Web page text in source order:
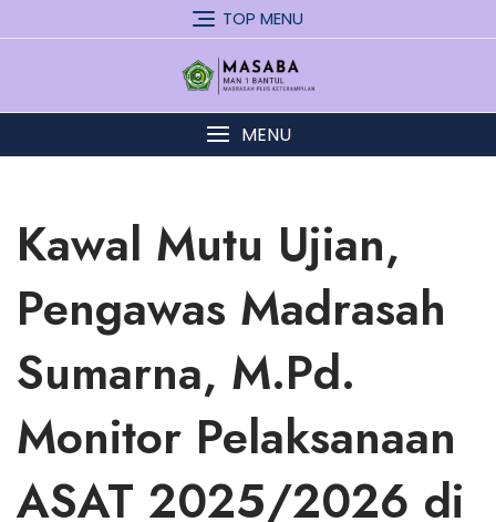
to
TOP MENU
MENU
Kawal Mutu Ujian,
Pengawas Madrasah
Sumarna, M.Pd.
Monitor Pelaksanaan
ASAT 2025/2026 di